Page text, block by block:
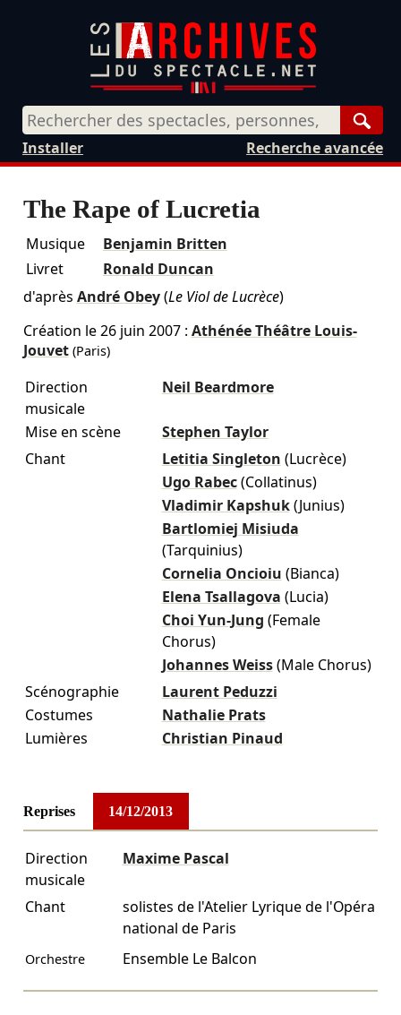
Recherche avancée
Installer
The Rape of Lucretia
Musique
Benjamin Britten
Livret
Ronald Duncan
d'après André Obey(Le Viol de Lucrèce)
Création le26 juin 2007: Athénée Théâtre Louis-
Jouvet(Paris)
Direction
musicale
Neil Beardmore
Mise en scène
Stephen Taylor
Chant
Letitia Singleton (Lucrèce)
Ugo Rabec (Collatinus)
Vladimir Kapshuk (Junius)
Bartlomiej Misiuda
(Tarquinius)
Cornelia Oncioiu (Bianca)
Elena Tsallagova (Lucia)
Choi Yun-Jung (Female
Chorus)
Johannes Weiss (Male Chorus)
Scénographie
Laurent Peduzzi
Costumes
Nathalie Prats
Lumières
Christian Pinaud
Reprises 14/12/2013
Direction
musicale
Maxime Pascal
Chant
solistes de l'Atelier Lyrique de l'Opéra
national de Paris
Orchestre Ensemble Le Balcon